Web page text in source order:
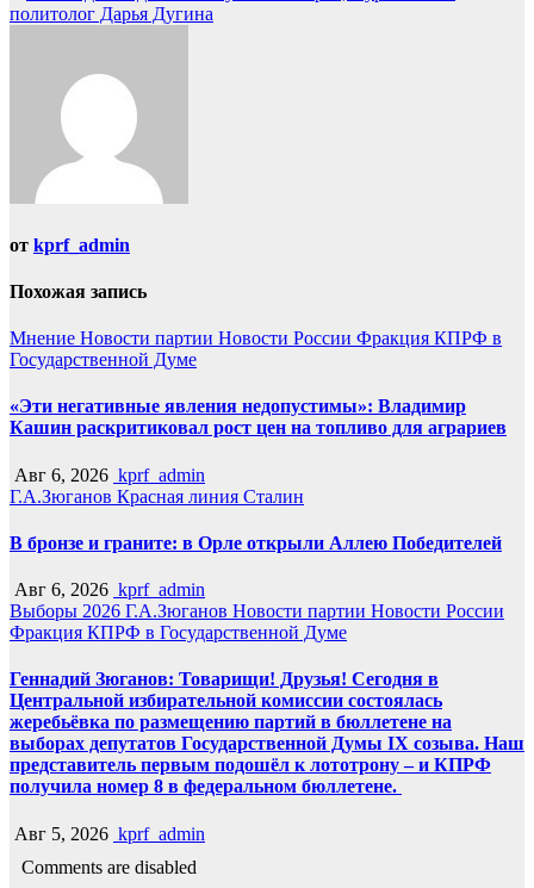
записям
политолог Дарья Дугина
от kprf_admin
Похожая запись
Мнение Новости партии Новости России Фракция КПРФ в
Государственной Думе
«Эти негативные явления недопустимы»: Владимир
Кашин раскритиковал рост цен на топливо для аграриев
Авг 6, 2026 kprf_admin
Г.А.Зюганов Красная линия Сталин
В бронзе и граните: в Орле открыли Аллею Победителей
Авг 6, 2026 kprf_admin
Выборы 2026 Г.А.Зюганов Новости партии Новости России
Фракция КПРФ в Государственной Думе
Геннадий Зюганов: Товарищи! Друзья! Сегодня в
Центральной избирательной комиссии состоялась
жеребьёвка по размещению партий в бюллетене на
выборах депутатов Государственной Думы IX созыва. Наш
представитель первым подошёл к лототрону – и КПРФ
получила номер 8 в федеральном бюллетене.
Авг 5, 2026 kprf_admin
Comments are disabled